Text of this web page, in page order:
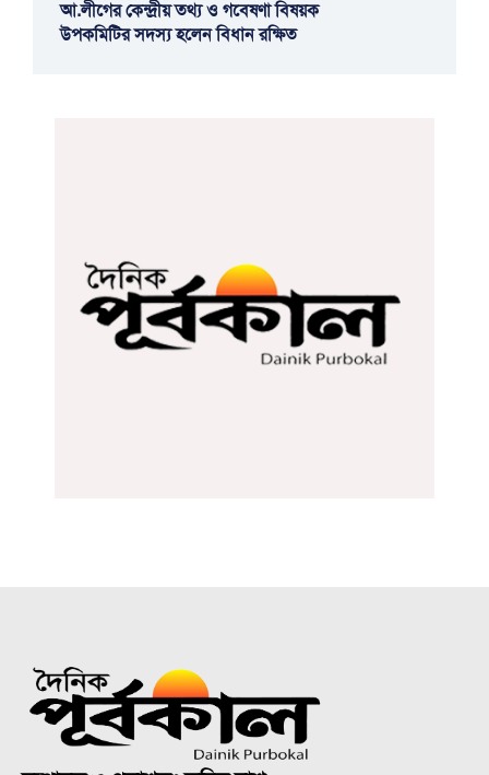
আ.লীগের কেন্দ্রীয় তথ্য ও গবেষণা বিষয়ক
উপকমিটির সদস্য হলেন বিধান রক্ষিত